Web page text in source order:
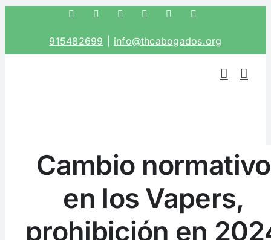
contenido
FacebookTwitter InstagramLinkedInCorreo
915482699 info@thcabogados.org
Cambio normativo
en los Vapers,
prohibición en